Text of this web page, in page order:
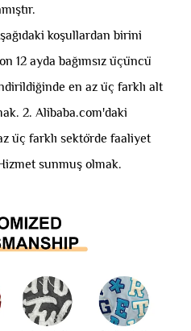
koşullardan birini
12 ayda bağımsız üçüncü
en az üç farklı alt
2. Alibaba.com'daki
üç farklı sektörde faaliyet
sunmuş olmak.